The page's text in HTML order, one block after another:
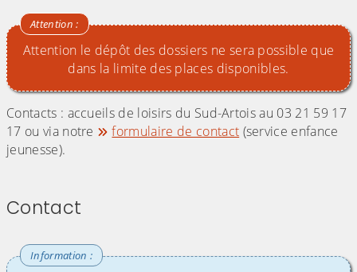
Attention le dépôt des dossiers ne sera possible que
dans la limite des places disponibles.
Contacts : accueils de loisirs du Sud-Artois au 03 21 59 17
17 ou via notre
formulaire de contact (service enfance
jeunesse).
Contact